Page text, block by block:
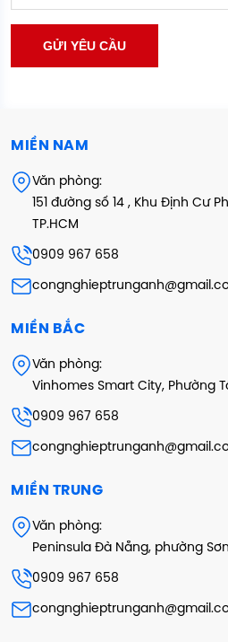
MIỀN NAM
Văn phòng:
151 đường số 14 , Khu Định Cư
TP.HCM
0909 967 658
MIỀN BẮC
Văn phòng:
Vinhomes Smart City, Phường
0909 967 658
MIỀN TRUNG
Văn phòng:
Peninsula Đà Nẵng, phường
0909 967 658